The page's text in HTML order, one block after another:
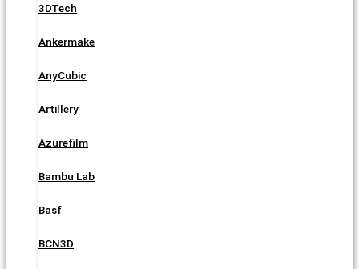
3DTech
Ankermake
AnyCubic
Artillery
Azurefilm
Bambu Lab
Basf
BCN3D